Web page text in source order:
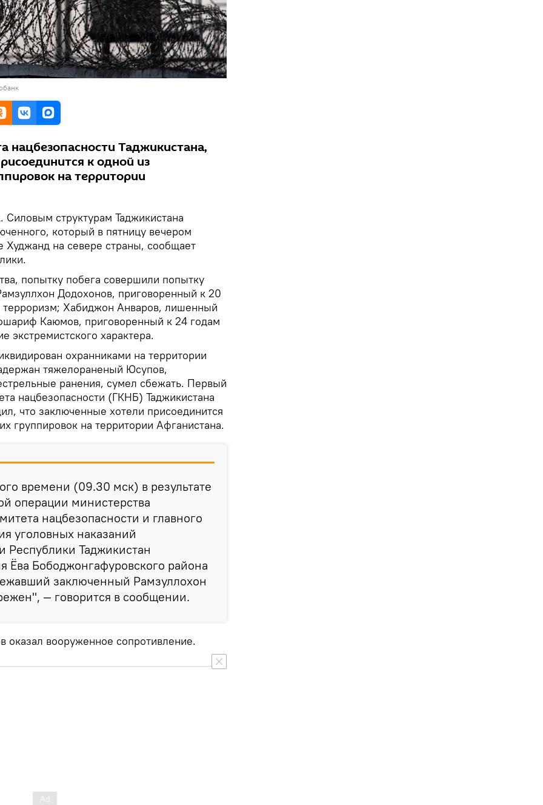
нацбезопасности Таджикистана,
к одной из
на территории
структурам Таджикистана
который в пятницу вечером
на севере страны, сообщает
попытку побега совершили попытку
Додохонов, приговоренный к 20
Хабиджон Анваров, лишенный
Каюмов, приговоренный к 24 годам
экстремистского характера.
охранниками на территории
тяжелораненый Юсупов,
ранения, сумел сбежать. Первый
нацбезопасности (ГКНБ) Таджикистана
что заключенные хотели присоединится
группировок на территории Афганистана.
времени (09.30 мск) в результате
операции министерства
нацбезопасности и главного
уголовных наказаний
Республики Таджикистан
Ёва Бободжонгафуровского района
заключенный Рамзуллохон
— говорится в сообщении.
вооруженное сопротивление.